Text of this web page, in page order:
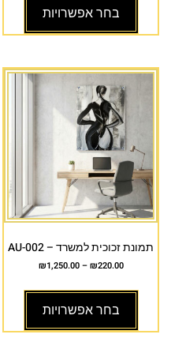
בחר אפשרויות
תמונת זכוכית למשרד – AU-002
₪220.00
–
₪1,250.00
בחר אפשרויות